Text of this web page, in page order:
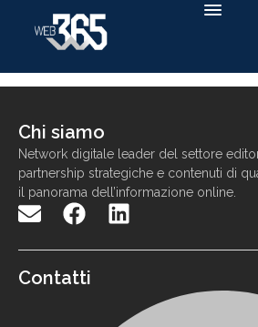
Chi siamo
Network digitale leader del settore
partnership strategiche e contenuti di
il panorama dell ’informazione online
Contatti